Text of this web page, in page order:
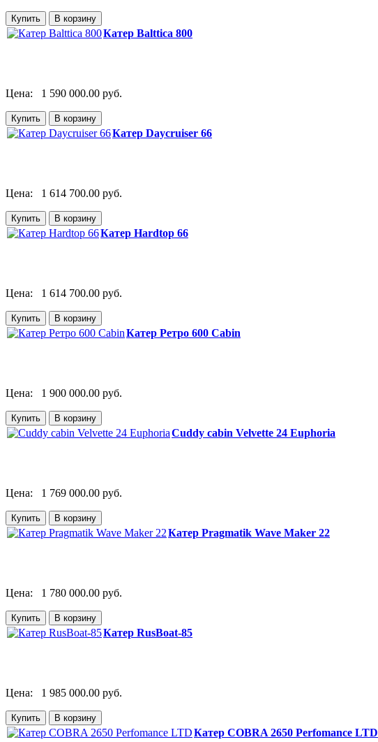
Катер Balttica 800
Цена: 1 590 000.00 руб.
Катер Daycruiser 66
Цена: 1 614 700.00 руб.
Катер Hardtop 66
Цена: 1 614 700.00 руб.
Катер Ретро 600 Cabin
Цена: 1 900 000.00 руб.
Cuddy cabin Velvette 24 Euphoria
Цена: 1 769 000.00 руб.
Катер Pragmatik Wave Maker 22
Цена: 1 780 000.00 руб.
Катер RusBoat-85
Цена: 1 985 000.00 руб.
Катер COBRA 2650 Perfomance LTD